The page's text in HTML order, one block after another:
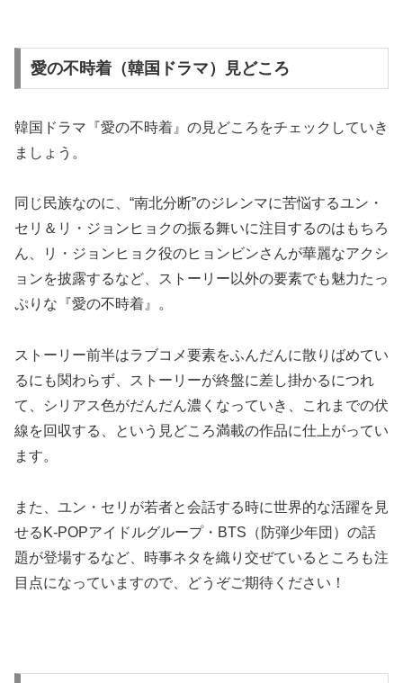
愛の不時着（韓国ドラマ）見どころ
韓国ドラマ『愛の不時着』の見どころをチェックしていき
ましょう。
同じ民族なのに、“南北分断”のジレンマに苦悩するユン・
セリ＆リ・ジョンヒョクの振る舞いに注目するのはもちろ
ん、リ・ジョンヒョク役のヒョンビンさんが華麗なアクシ
ョンを披露するなど、ストーリー以外の要素でも魅力たっ
ぷりな『愛の不時着』。
ストーリー前半はラブコメ要素をふんだんに散りばめてい
るにも関わらず、ストーリーが終盤に差し掛かるにつれ
て、シリアス色がだんだん濃くなっていき、これまでの伏
線を回収する、という見どころ満載の作品に仕上がってい
ます。
また、ユン・セリが若者と会話する時に世界的な活躍を見
せるK-POPアイドルグループ・BTS（防弾少年団）の話
題が登場するなど、時事ネタを織り交ぜているところも注
目点になっていますので、どうぞご期待ください！